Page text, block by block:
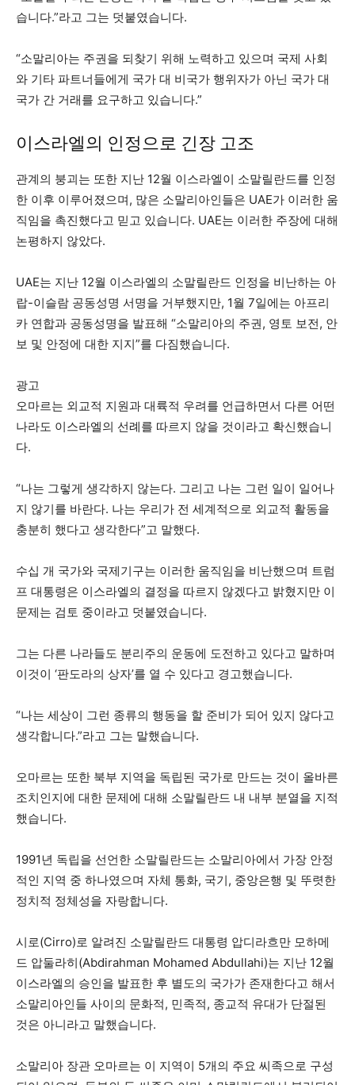
습니다.”라고 그는 덧붙였습니다.
“소말리아는 주권을 되찾기 위해 노력하고 있으며 국제 사회
와 기타 파트너들에게 국가 대 비국가 행위자가 아닌 국가 대
국가 간 거래를 요구하고 있습니다.”
이스라엘의 인정으로 긴장 고조
관계의 붕괴는 또한 지난 12월 이스라엘이 소말릴란드를 인정
한 이후 이루어졌으며, 많은 소말리아인들은 UAE가 이러한 움
직임을 촉진했다고 믿고 있습니다. UAE는 이러한 주장에 대해
논평하지 않았다.
UAE는 지난 12월 이스라엘의 소말릴란드 인정을 비난하는 아
랍-이슬람 공동성명 서명을 거부했지만, 1월 7일에는 아프리
카 연합과 공동성명을 발표해 “소말리아의 주권, 영토 보전, 안
보 및 안정에 대한 지지”를 다짐했습니다.
광고
오마르는 외교적 지원과 대륙적 우려를 언급하면서 다른 어떤
나라도 이스라엘의 선례를 따르지 않을 것이라고 확신했습니
다.
“나는 그렇게 생각하지 않는다. 그리고 나는 그런 일이 일어나
지 않기를 바란다. 나는 우리가 전 세계적으로 외교적 활동을
충분히 했다고 생각한다”고 말했다.
수십 개 국가와 국제기구는 이러한 움직임을 비난했으며 트럼
프 대통령은 이스라엘의 결정을 따르지 않겠다고 밝혔지만 이
문제는 검토 중이라고 덧붙였습니다.
그는 다른 나라들도 분리주의 운동에 도전하고 있다고 말하며
이것이 ‘판도라의 상자’를 열 수 있다고 경고했습니다.
“나는 세상이 그런 종류의 행동을 할 준비가 되어 있지 않다고
생각합니다.”라고 그는 말했습니다.
오마르는 또한 북부 지역을 독립된 국가로 만드는 것이 올바른
조치인지에 대한 문제에 대해 소말릴란드 내 내부 분열을 지적
했습니다.
1991년 독립을 선언한 소말릴란드는 소말리아에서 가장 안정
적인 지역 중 하나였으며 자체 통화, 국기, 중앙은행 및 뚜렷한
정치적 정체성을 자랑합니다.
시로(Cirro)로 알려진 소말릴란드 대통령 압디라흐만 모하메
드 압둘라히(Abdirahman Mohamed Abdullahi)는 지난 12월
이스라엘의 승인을 발표한 후 별도의 국가가 존재한다고 해서
소말리아인들 사이의 문화적, 민족적, 종교적 유대가 단절된
것은 아니라고 말했습니다.
소말리아 장관 오마르는 이 지역이 5개의 주요 씨족으로 구성